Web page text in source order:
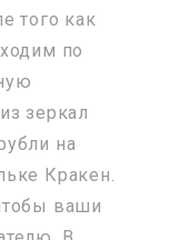
того как
по
зеркал
на
Кракен.
ваши